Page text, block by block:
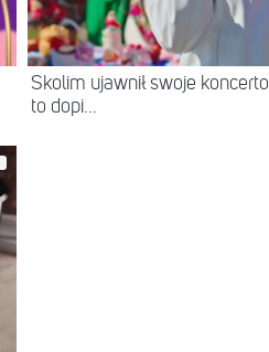
Skolim ujawnił swoje
to dopi...